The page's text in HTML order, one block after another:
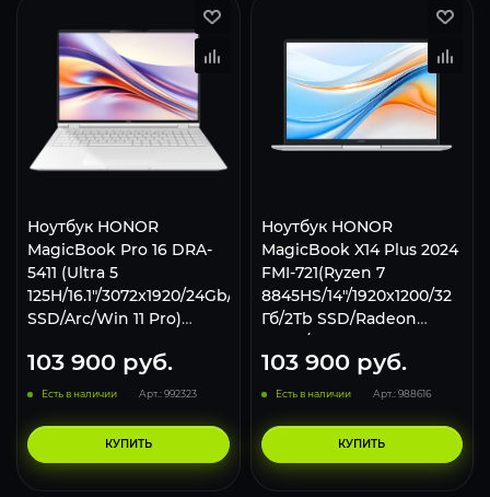
Ноутбук HONOR
MagicBook Pro 16 DRA-
5411 (Ultra 5
125H/16.1"/3072x1920/24Gb/2Tb
SSD/Arc/Win 11 Pro)
103 900 руб.
Есть в наличии Арт.: 992323
КУПИТЬ
Ноутбук HONOR
MagicBook X14 Plus 2024
FMI-721(Ryzen 7
8845HS/14"/1920x1200/32
Гб/2Tb SSD/Radeon
780M/Win 11 Pro) Silver
103 900руб.
Есть в наличии Арт.: 988616
КУПИТЬ